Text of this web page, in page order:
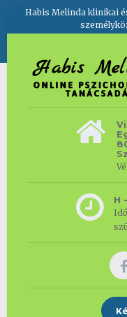
Habis Melinda klinikai
H